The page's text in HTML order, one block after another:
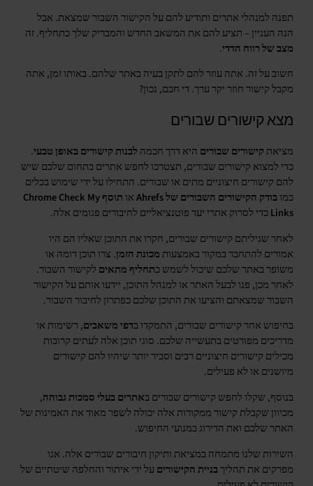
תפנה למנהלי אתרים ותודיע להם על הקישור השבור שמצאת. אבל
הנה העניין – תציע להם את המשאב החדש והמבריק שלך כתחליף. זה
מצב של רווח הדדי.
חשוב על זה. אתה עוזר להם לתקן בעיה באתר שלהם. באותו זמן, אתה
מקבל קישור חוזר יקר ערך. די חכם, נכון?
מצא קישורים שבורים
מציאתקישורים שבורים היא דרך חכמה לבנות קישורים באופן טבעי.
כדי למצוא קישורים שבורים, תצטרכו לחפש אתרים בתחום שלכם שיש
להם קישורים חיצוניים מתים או שבורים. התחילו על ידי שימוש בכלים
כמובודק הקישורים השבורים של Ahrefs או
תוסף Chrome Check My
Linksכדי לסרוק אתרי יעד פוטנציאליים לחיבורים פגומים אלה.
לאחר שגיליתם קישורים שבורים, חקרו את התוכן שאליו הם היו
אמורים להתחבר במקור באמצעותמכונת הזמן. צרו תוכן דומה או
משופר באתר שלכם שיכול לשמש כתחליף מתאים לקישור השבור.
לאחר מכן, פנו לבעל האתר או למנהל התוכן, יידעו אותם על הקישור
השבור שמצאתם והציעו את התוכן שלכם כפתרון לחיבור השבור.
בחיפוש אחר קישורים שבורים, התמקדו בדפי משאבים, רשימות או
מדריכים מפורטים בתעשייה שלכם. סוגי תוכן אלה לעתים קרובות
מכילים קישורים חיצוניים רבים וסביר יותר שיהיו להם קישורים
מיושנים או לא פעילים.
בנוסף, שקלו לחפש קישורים שבורים באתרים בעלי סמכות גבוהה,
מכיוון שקבלת קישור ממקורות אלה יכולה לשפר מאוד את האמינות של
האתר שלכם ואת הדירוג במנועי החיפוש.
השירות שלנו מתמחה במציאת ותיקון חיבורים שבורים אלה. אנו
מפרקים את תהליךבניית הקישוריםעל ידי איתור והחלפה שיטתיים של